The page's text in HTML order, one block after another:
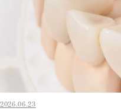
2026.06.23